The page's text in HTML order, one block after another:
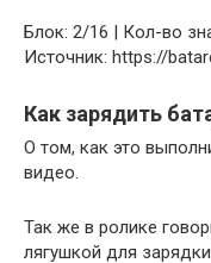
Блок: 2/16 | Кол-во
Источник: https://
Как зарядить
О том, как это
видео.
Так же в ролике
лягушкой для